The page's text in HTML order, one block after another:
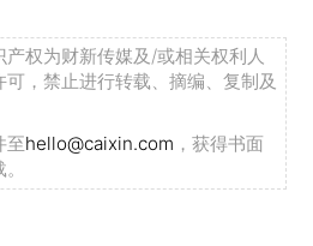
权为财新传媒及/或相关权利人
，禁止进行转载、摘编、复制及
至hello@caixin.com ，获得书面